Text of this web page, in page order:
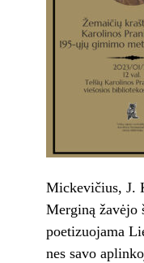
Mickevičius, J.
Merginą žavėjo
poetizuojama
nes savo